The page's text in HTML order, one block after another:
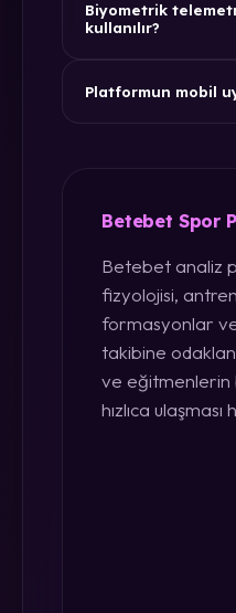
Biyometrik
kullanılır?
Platformun mobil
Betebet Spor
Betebet analiz
fizyolojisi,
formasyonlar
takibine
ve eğitmenlerin
hızlıca